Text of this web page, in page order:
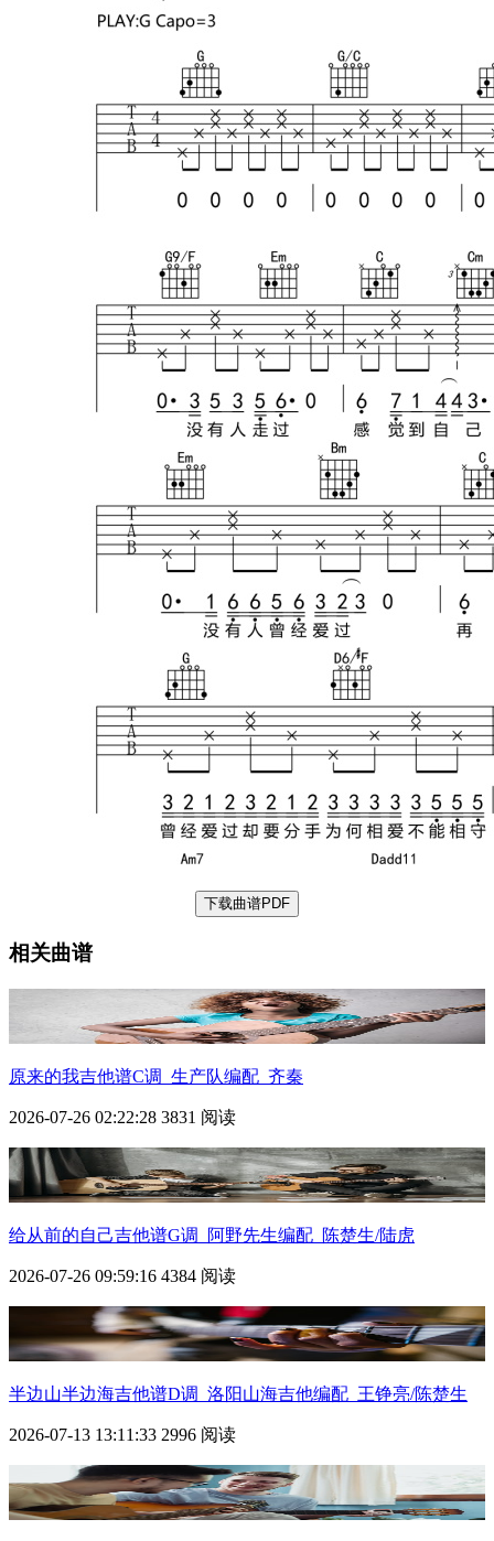
下载曲谱PDF
相关曲谱
原来的我吉他谱C调_生产队编配_齐秦
2026-07-26 02:22:28 3831 阅读
给从前的自己吉他谱G调_阿野先生编配_陈楚生/陆虎
2026-07-26 09:59:16 4384 阅读
半边山半边海吉他谱D调_洛阳山海吉他编配_王铮亮/陈楚生
2026-07-13 13:11:33 2996 阅读